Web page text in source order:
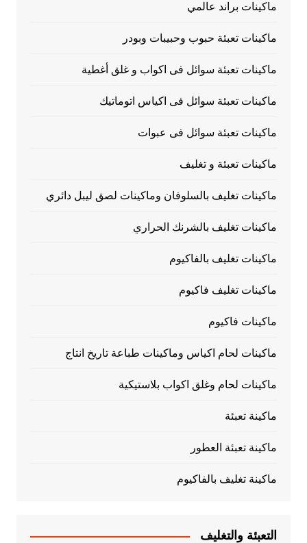
ماكينات براند عالمي
ماكينات تعبئة حبوب وحبيبات وبودر
ماكينات تعبئة سوائل فى اكواب و غلق أغطية
ماكينات تعبئة سوائل فى اكياس اتوماتيك
ماكينات تعبئة سوائل فى عبوات
ماكينات تعبئة و تغليف
ماكينات تغليف بالسلوفان وماكينات لصق ليبل دائري
ماكينات تغليف بالشرنك الحراري
ماكينات تغليف بالفاكيوم
ماكينات تغليف فاكيوم
ماكينات فاكيوم
ماكينات لحام اكياس وماكينات طباعة تاريخ انتاج
ماكينات لحام وغلق اكواب بلاستيكية
ماكينة تعبئة
ماكينة تعبئة العطور
ماكينة تغليف بالفاكيوم
التعبئة والتغليف